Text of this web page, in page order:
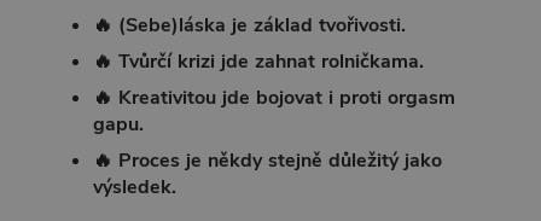
🔥 (Sebe)láska je základ tvořivosti.
🔥 Tvůrčí krizi jde zahnat rolničkama.
🔥 Kreativitou jde bojovat i proti orgasm
gapu.
🔥 Proces je někdy stejně důležitý jako
výsledek.